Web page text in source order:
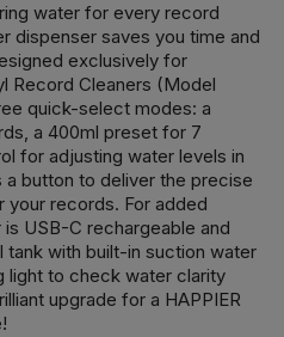
water for every record
dispenser saves you time and
exclusively for
Record Cleaners (Model
quick-select modes: a
a 400ml preset for 7
for adjusting water levels in
button to deliver the precise
records. For added
USB-C rechargeable and
tank with built-in suction water
light to check water clarity
upgrade for a HAPPIER